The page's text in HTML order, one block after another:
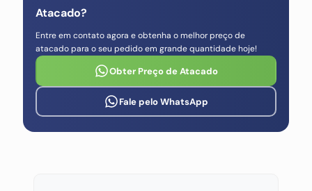
Atacado?
Entre em contato agora e obtenha o melhor preço de
atacado para o seu pedido em grande quantidade hoje!
Obter Preço de Atacado
Fale pelo WhatsApp